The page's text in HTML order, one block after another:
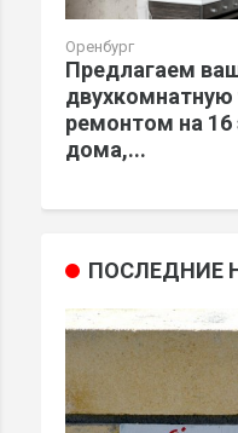
Оренбург
Предлагаем
двухкомнатную
ремонтом на 16
дома,...
ПОСЛЕДНИЕ